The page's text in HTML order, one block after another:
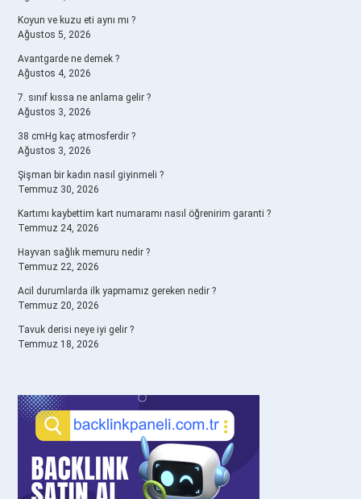
Koyun ve kuzu eti aynı mı ?
Ağustos 5, 2026
Avantgarde ne demek ?
Ağustos 4, 2026
7. sınıf kıssa ne anlama gelir ?
Ağustos 3, 2026
38 cmHg kaç atmosferdir ?
Ağustos 3, 2026
Şişman bir kadın nasıl giyinmeli ?
Temmuz 30, 2026
Kartımı kaybettim kart numaramı nasıl öğrenirim garanti ?
Temmuz 24, 2026
Hayvan sağlık memuru nedir ?
Temmuz 22, 2026
Acil durumlarda ilk yapmamız gereken nedir ?
Temmuz 20, 2026
Tavuk derisi neye iyi gelir ?
Temmuz 18, 2026